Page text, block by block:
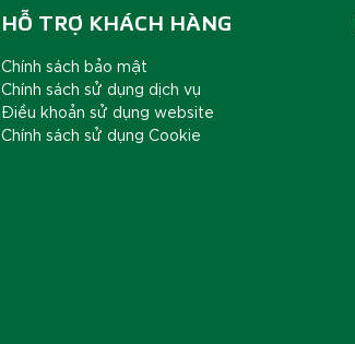
HỖ TRỢ KHÁCH HÀNG
Chính sách bảo mật
Chính sách sử dụng dịch vụ
Điều khoản sử dụng website
Chính sách sử dụng Cookie